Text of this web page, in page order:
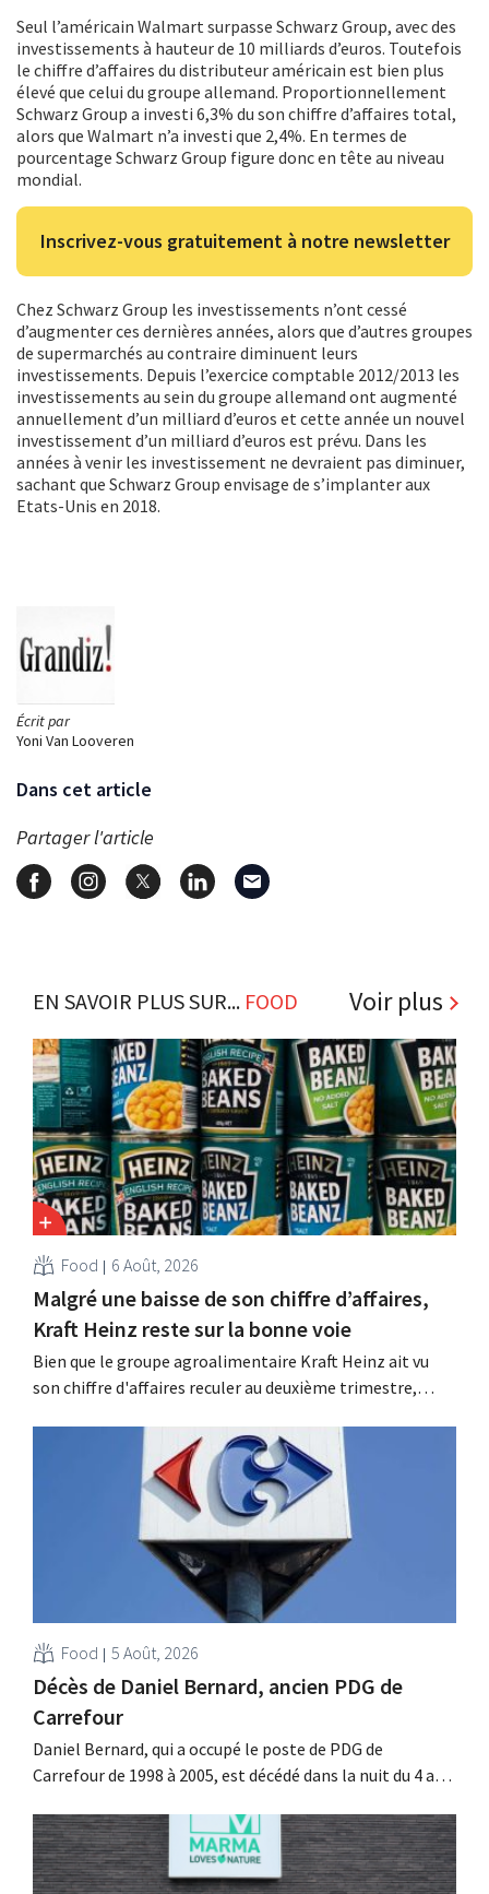
Écrit par
Yoni Van Looveren
Dans cet article
Partager l'article
Seul l’américain Walmart surpasse Schwarz Group, avec des
investissements à hauteur de 10 milliards d’euros. Toutefois
le chiffre d’affaires du distributeur américain est bien plus
élevé que celui du groupe allemand. Proportionnellement
Schwarz Group a investi 6,3% du son chiffre d’affaires total,
alors que Walmart n’a investi que 2,4%. En termes de
pourcentage Schwarz Group figure donc en tête au niveau
mondial.
Inscrivez-vous gratuitement à notre newsletter
Chez Schwarz Group les investissements n’ont cessé
d’augmenter ces dernières années, alors que d’autres groupes
de supermarchés au contraire diminuent leurs
investissements. Depuis l’exercice comptable 2012/2013 les
investissements au sein du groupe allemand ont augmenté
annuellement d’un milliard d’euros et cette année un nouvel
investissement d’un milliard d’euros est prévu. Dans les
années à venir les investissement ne devraient pas diminuer,
sachant que Schwarz Group envisage de s’implanter aux
Etats-Unis en 2018.
EN SAVOIR PLUS SUR... FOOD Voir plus
Food 6 Août, 2026
Malgré une baisse de son chiffre d’affaires,
Kraft Heinz reste sur la bonne voie
Bien que le groupe agroalimentaire Kraft Heinz ait vu
son chiffre d'affaires reculer au deuxième trimestre,
aux prévisions. La multinationale augmente ses
investissements et revoit ses prévisions à la hausse.
Food 5 Août, 2026
Décès de Daniel Bernard, ancien PDG de
Carrefour
Daniel Bernard, qui a occupé le poste de PDG de
Carrefour de 1998 à 2005, est décédé dans la nuit du 4 au 5
l'enseigne, mené à bien la fusion avec Promodès et
racheté GB, alors leader du marché belge.